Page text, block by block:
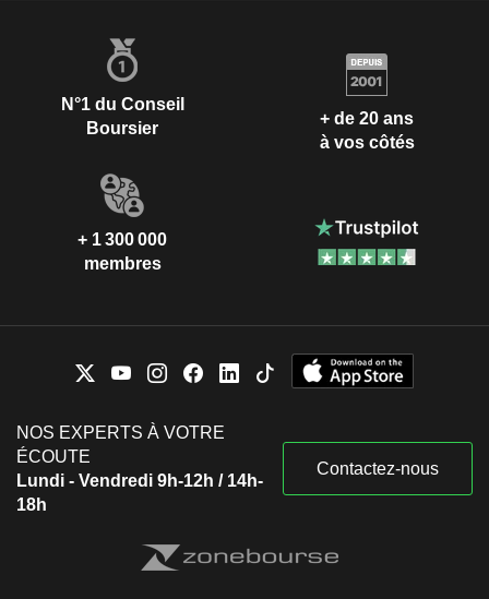
N°1 du Conseil
Boursier
+ de 20 ans
à vos côtés
+ 1 300 000
membres
NOS EXPERTS À VOTRE
ÉCOUTE
Lundi - Vendredi 9h-12h / 14h-
18h
Contactez-nous